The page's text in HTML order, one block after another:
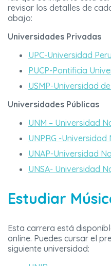
revisar los detalles de
abajo:
Universidades Privadas
UPC-Universidad
PUCP-Pontificia
USMP-Universidad
Universidades Públicas
UNM – Universidad
UNPRG -
UNAP-Universidad
UNSA- Universidad
Estudiar
Esta carrera está
online. Puedes cursar el
siguiente universidad: